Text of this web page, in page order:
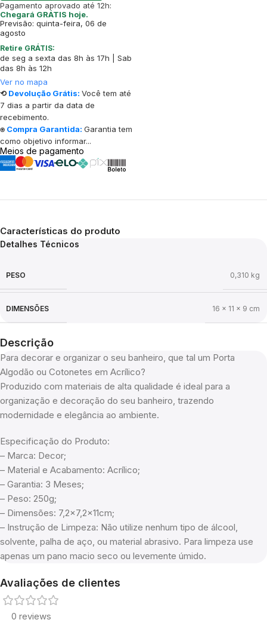
Pagamento aprovado até 12h:
Chegará GRÁTIS hoje.
Previsão: quinta-feira, 06 de
agosto
Retire GRÁTIS:
de seg a sexta das 8h às 17h | Sab
das 8h às 12h
Ver no mapa
⟲ Devolução Grátis: Você tem até
7 dias a partir da data de
recebimento.
⍟ Compra Garantida: Garantia tem
como objetivo informar...
Meios de pagamento
Características do produto
Detalhes Técnicos
PESO 0,310 kg
DIMENSÕES 16 × 11 × 9 cm
Descrição
Para decorar e organizar o seu banheiro, que tal um Porta
Algodão ou Cotonetes em Acrílico?
Produzido com materiais de alta qualidade é ideal para a
organização e decoração do seu banheiro, trazendo
modernidade e elegância ao ambiente.
Especificação do Produto:
– Marca: Decor;
– Material e Acabamento: Acrílico;
– Garantia: 3 Meses;
– Peso: 250g;
– Dimensões: 7,2×7,2x11cm;
– Instrução de Limpeza: Não utilize nenhum tipo de álcool,
solvente, palha de aço, ou material abrasivo. Para limpeza use
apenas um pano macio seco ou levemente úmido.
Avaliações de clientes
0 reviews